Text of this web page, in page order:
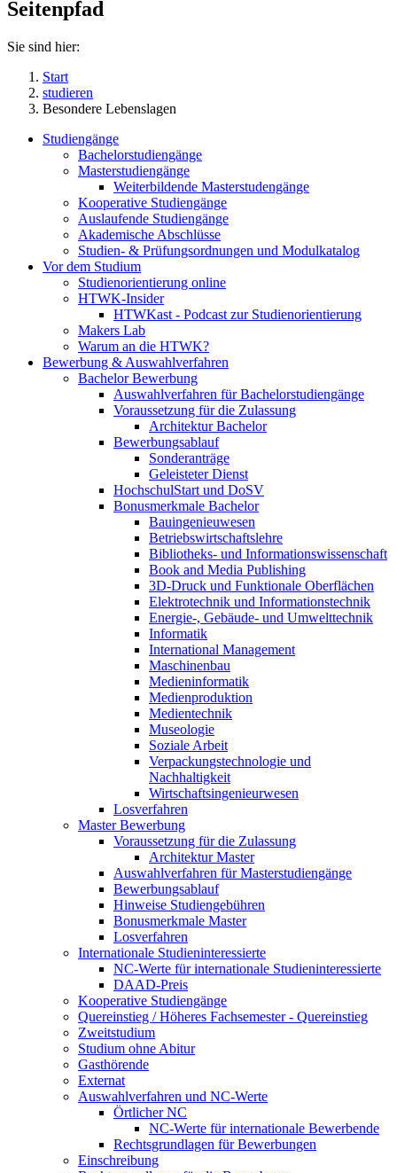
Seitenpfad
Sie sind hier:
Start
studieren
Besondere Lebenslagen
Studiengänge
Bachelorstudiengänge
Masterstudiengänge
Weiterbildende Masterstudengänge
Kooperative Studiengänge
Auslaufende Studiengänge
Akademische Abschlüsse
Studien- & Prüfungsordnungen und Modulkatalog
Vor dem Studium
Studienorientierung online
HTWK-Insider
HTWKast - Podcast zur Studienorientierung
Makers Lab
Warum an die HTWK?
Bewerbung & Auswahlverfahren
Bachelor Bewerbung
Auswahlverfahren für Bachelorstudiengänge
Voraussetzung für die Zulassung
Architektur Bachelor
Bewerbungsablauf
Sonderanträge
Geleisteter Dienst
HochschulStart und DoSV
Bonusmerkmale Bachelor
Bauingenieuwesen
Betriebswirtschaftslehre
Bibliotheks- und Informationswissenschaft
Book and Media Publishing
3D-Druck und Funktionale Oberflächen
Elektrotechnik und Informationstechnik
Energie-, Gebäude- und Umwelttechnik
Informatik
International Management
Maschinenbau
Medieninformatik
Medienproduktion
Medientechnik
Museologie
Soziale Arbeit
Verpackungstechnologie und
Nachhaltigkeit
Wirtschaftsingenieurwesen
Losverfahren
Master Bewerbung
Voraussetzung für die Zulassung
Architektur Master
Auswahlverfahren für Masterstudiengänge
Bewerbungsablauf
Hinweise Studiengebühren
Bonusmerkmale Master
Losverfahren
Internationale Studieninteressierte
NC-Werte für internationale Studieninteressierte
DAAD-Preis
Kooperative Studiengänge
Quereinstieg / Höheres Fachsemester - Quereinstieg
Zweitstudium
Studium ohne Abitur
Gasthörende
Externat
Auswahlverfahren und NC-Werte
Örtlicher NC
NC-Werte für internationale Bewerbende
Rechtsgrundlagen für Bewerbungen
Einschreibung